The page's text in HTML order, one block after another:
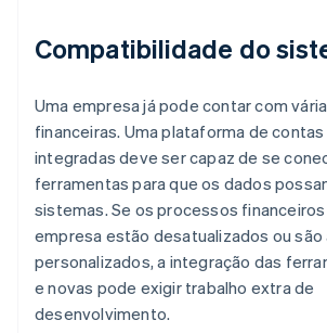
Compatibilidade do
Uma empresa já pode contar com
financeiras. Uma plataforma de contas
integradas deve ser capaz de se
ferramentas para que os dados
sistemas. Se os processos
empresa estão desatualizados ou
personalizados, a integração das
e novas pode exigir trabalho extra de
desenvolvimento.